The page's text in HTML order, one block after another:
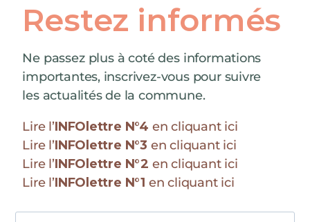
Restez informés
Ne passez plus à coté des informations
importantes, inscrivez-vous pour suivre
les actualités de la commune.
Lire l’INFOlettre N°4 en cliquant ici
Lire l’INFOlettre N°3 en cliquant ici
Lire l’INFOlettre N°2 en cliquant ici
Lire l’INFOlettre N°1 en cliquant ici